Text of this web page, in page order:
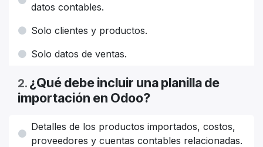
datos contables.
Solo clientes y productos.
Solo datos de ventas.
2. ¿Qué debe incluir una planilla de
importación en Odoo?
Detalles de los productos importados, costos,
proveedores y cuentas contables relacionadas.